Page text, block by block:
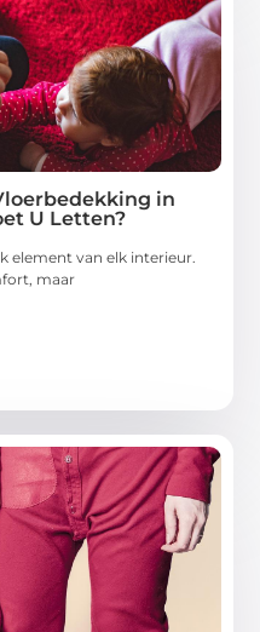
in
U Letten?
element van elk interieur.
maar